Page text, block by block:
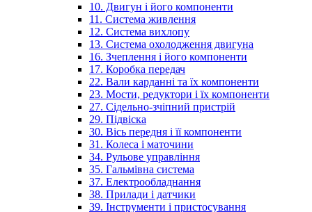
10. Двигун і його компоненти
11. Система живлення
12. Система вихлопу
13. Система охолодження двигуна
16. Зчеплення і його компоненти
17. Коробка передач
22. Вали карданні та їх компоненти
23. Мости, редуктори і їх компоненти
27. Сідельно-зчіпний пристрій
29. Підвіска
30. Вісь передня і її компоненти
31. Колеса і маточини
34. Рульове управління
35. Гальмівна система
37. Електрообладнання
38. Прилади і датчики
39. Інструменти і пристосування